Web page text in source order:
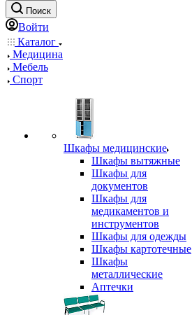
Поиск
Войти
Каталог
Медицина
Мебель
Спорт
Шкафы медицинские
Шкафы вытяжные
Шкафы для
документов
Шкафы для
медикаментов и
инструментов
Шкафы для одежды
Шкафы картотечные
Шкафы
металлические
Аптечки